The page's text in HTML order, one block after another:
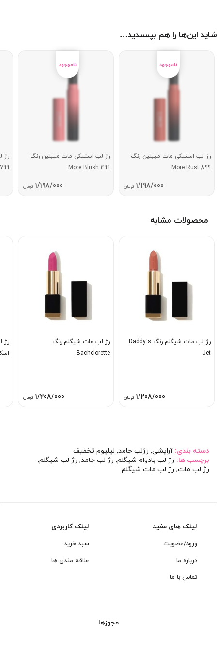
شاید این‌ها را هم بپسندید…
رژ لب استیکی مات میبلین رنگ
More Rust 899
1/198/000 تومان
رژ لب استیکی مات میبلین رنگ
More Blush 499
1/198/000 تومان
رژ
محصولات مشابه
رژ لب مات شیگلم رنگ Daddy’s
Jet
1/208/000 تومان
رژ لب مات شیگلم رنگ
Bachelorette
1/208/000 تومان
رژ
دسته بندی:آرایشی, رژلب جامد, لیلیوم تخفیف
برچسب ها: رژ لب بادوام شیگلم, رژ لب جامد, رژ لب شیگلم,
رژ لب مات, رژ لب مات شیگلم
لینک های مفید
ورود/عضویت
درباره ما
تماس با ما
لینک کاربردی
سبد خرید
علاقه مندی ها
مجوزها